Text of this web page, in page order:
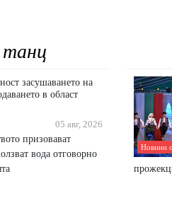
танц
засушаването на
в област
05 авг, 2026
призовават
вода отговорно
Новини